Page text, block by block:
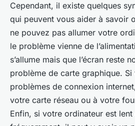
Cependant, il existe quelques
qui peuvent vous aider à savoir
ne pouvez pas allumer votre
le problème vienne de
s’allume mais que l’écran reste
problème de carte graphique.
problèmes de connexion
votre carte réseau ou à votre
Enfin, si votre ordinateur est